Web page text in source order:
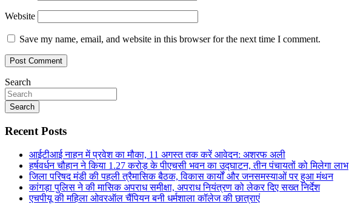
Website
Save my name, email, and website in this browser for the next time I comment.
Search
Search
Recent Posts
आईटीआई नाहन में प्रवेश का मौका, 11 अगस्त तक करें आवेदन: अशरफ अली
हर्षवर्धन चौहान ने किया 1.27 करोड़ के पीएचसी भवन का उद्घाटन, तीन पंचायतों को मिलेगा लाभ
जिला परिषद मंडी की पहली त्रैमासिक बैठक, विकास कार्यों और जनसमस्याओं पर हुआ मंथन
कांगड़ा पुलिस ने की मासिक अपराध समीक्षा, अपराध नियंत्रण को लेकर दिए सख्त निर्देश
एचपीयू की महिला ओवरऑल चैंपियन बनी धर्मशाला कॉलेज की छात्राएं